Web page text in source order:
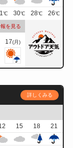
℃ 30℃ 28℃ 26℃
を見る
17(月)
詳しくみる
15 18
21